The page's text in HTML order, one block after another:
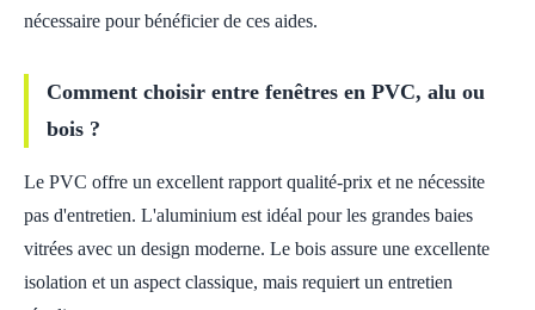
nécessaire pour bénéficier de ces aides.
Comment choisir entre fenêtres en PVC, alu ou
bois ?
Le PVC offre un excellent rapport qualité-prix et ne nécessite
pas d'entretien. L'aluminium est idéal pour les grandes baies
vitrées avec un design moderne. Le bois assure une excellente
isolation et un aspect classique, mais requiert un entretien